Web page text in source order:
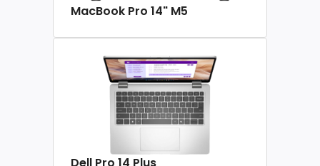
MacBook Pro 14" M5